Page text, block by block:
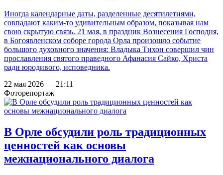
Иногда календарные даты, разделенные десятилетиями,
совпадают каким-то удивительным образом, показывая нам
свою скрытую связь. 21 мая, в праздник Вознесения Господня,
в Богоявленском соборе города Орла произошло событие
большого духовного значения: Владыка Тихон совершил чин
прославления святого праведного Афанасия Сайко, Христа
ради юродивого, исповедника.
22 мая 2026 — 21:11
Фоторепортаж
В Орле обсудили роль традиционных
ценностей как основы
межнационального диалога